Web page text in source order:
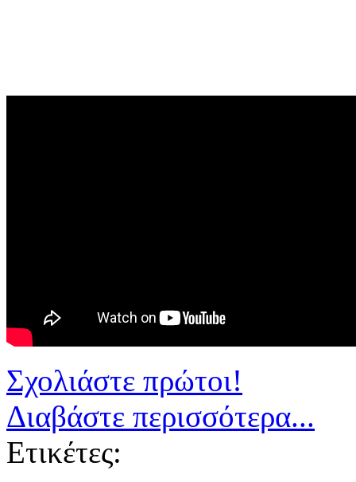
Σχολιάστε πρώτοι!
Διαβάστε περισσότερα...
Ετικέτες: